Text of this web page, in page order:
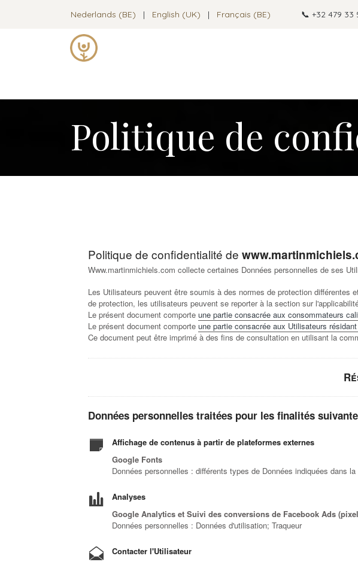
Se rendre au contenu
Nederlands (BE) | English (UK) | Français (BE) 📞 +32 479 33
Politique de
Politique de confidentialité de
Www.martinmichiels.com collecte certaines Données personnelles de ses
Les Utilisateurs peuvent être soumis à des normes de protection
de protection, les utilisateurs peuvent se reporter à la section sur
Le présent document comporte une partie consacrée aux consommateurs
Le présent document comporte une partie consacrée aux Utilisateurs
Ce document peut être imprimé à des fins de consultation en utilisant la
Données personnelles traitées pour les finalités
Affichage de contenus à partir de plateformes externes
Google Fonts
Données personnelles : différents types de Données indiquées dans
Analyses
Google Analytics et Suivi des conversions de Facebook Ads
Données personnelles : Données d'utilisation; Traqueur
Contacter l'Utilisateur